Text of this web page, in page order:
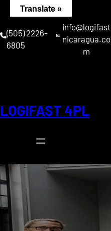
Saltar
contenido
(505) 2226-
6805
info@logifast
nicaragua.co
m
LOGIFAST 4PL
Translate »